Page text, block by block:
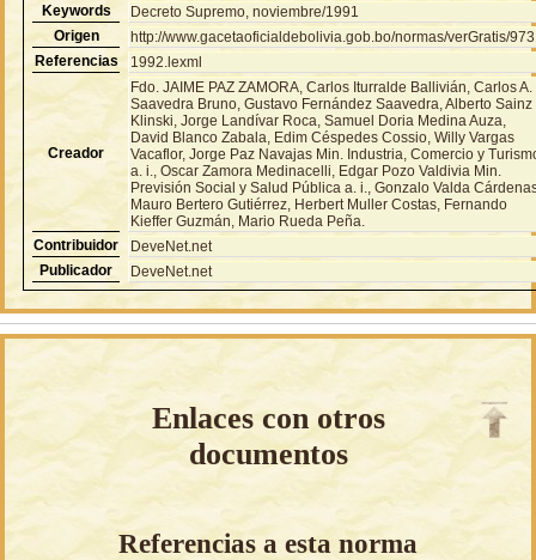
Keywords
Decreto Supremo, noviembre/1991
Origen
http://www.gacetaoficialdebolivia.gob.bo/normas/verGratis/
Referencias
1992.lexml
Creador
Fdo. JAIME PAZ ZAMORA, Carlos Iturralde Ballivián, Carlos A.
Saavedra Bruno, Gustavo Fernández Saavedra, Alberto Sainz
Klinski, Jorge Landívar Roca, Samuel Doria Medina Auza,
David Blanco Zabala, Edim Céspedes Cossio, Willy Vargas
Vacaflor, Jorge Paz Navajas Min. Industria, Comercio y
a. i., Oscar Zamora Medinacelli, Edgar Pozo Valdivia Min.
Previsión Social y Salud Pública a. i., Gonzalo Valda
Mauro Bertero Gutiérrez, Herbert Muller Costas, Fernando
Kieffer Guzmán, Mario Rueda Peña.
Contribuidor
DeveNet.net
Publicador
DeveNet.net
Enlaces con otros
documentos
Referencias a esta norma